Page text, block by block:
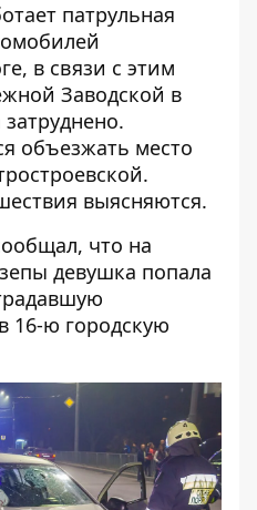
патрульная
в связи с этим
Заводской в
объезжать место
выясняются.
что на
девушка попала
16-ю городскую